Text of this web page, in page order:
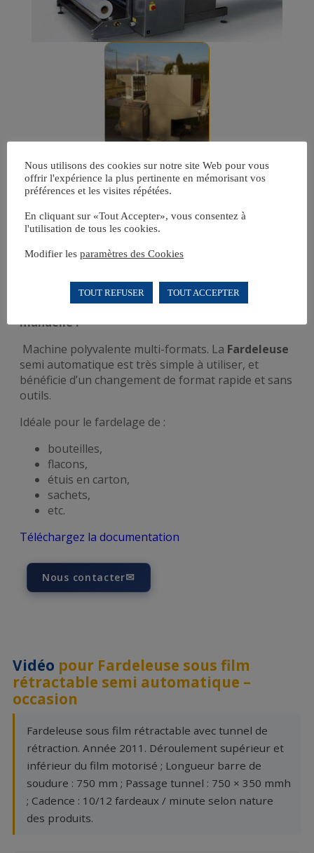
Fardeleuse sous film rétractable à alimentation
manuelle :
Machine polyvalente multi-formats. La Fardeleuse
semi automatique est très simple à utiliser, et
bénéficie d’un changement de format rapide et sans
outils.
Idéale pour le fardelage de :
bouteilles,
flacons,
étuis en carton,
sachets,
etc.
Téléchargez la documentation
Nous contacter✉
Vidéo pour Fardeleuse sous film
rétractable semi automatique –
occasion
Fardeleuse sous film rétractable avec tunnel de
rétraction. Année 2011. Déroulement supérieur et
inférieur du film motorisé ; Longueur barre de
soudure : 750 mm ; Passage tunnel : 750 × 350 mmh
; Cadence : 10/12 fardeaux / minute selon nature
des produits.
Nous utilisons des cookies sur notre site Web pour vous
offrir l'expérience la plus pertinente en mémorisant vos
préférences et les visites répétées.
En cliquant sur «Tout Accepter», vous consentez à
l'utilisation de tous les cookies.
Modifier les paramètres des Cookies
TOUT REFUSER TOUT ACCEPTER